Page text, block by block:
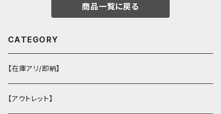
商品一覧に戻る
CATEGORY
【在庫アリ/即納】
【アウトレット】